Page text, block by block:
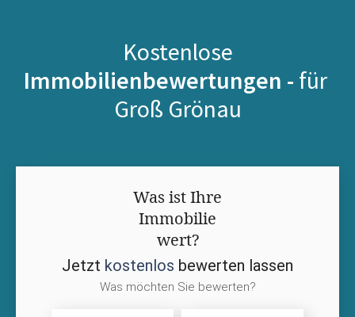
Kostenlose
Immobilienbewertungen - für
Groß Grönau
Was ist Ihre
Immobilie
wert?
Jetzt kostenlos bewerten lassen
Was möchten Sie bewerten?